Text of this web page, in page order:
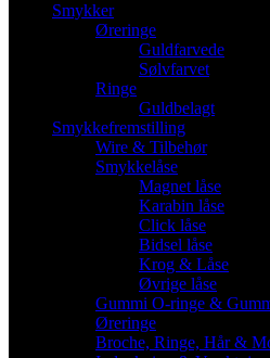
Smykker
Øreringe
Guldfarvede
Sølvfarvet
Ringe
Guldbelagt
Smykkefremstilling
Wire & Tilbehør
Smykkelåse
Magnet låse
Karabin låse
Click låse
Bidsel låse
Krog & Låse
Øvrige låse
Gummi O-ringe &
Øreringe
Broche, Ringe, Hår &